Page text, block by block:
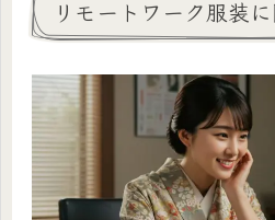
リモートワーク服装